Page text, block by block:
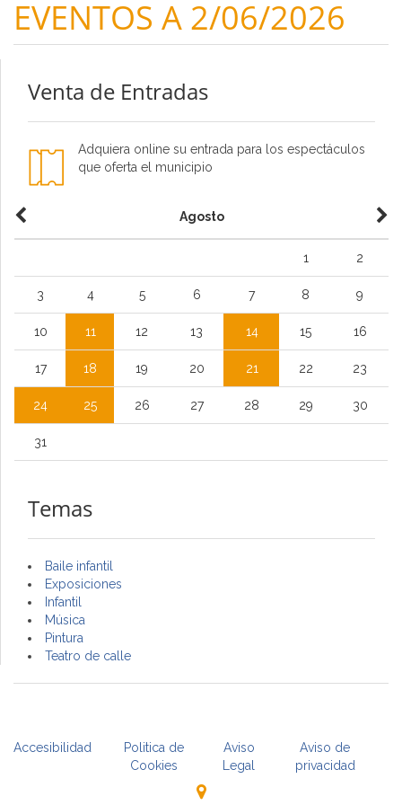
EVENTOS A 2/06/2026
Venta de Entradas
Adquiera online su entrada para los espectáculos
que oferta el municipio
Agosto
1 2
3 4 5 6 7 8 9
10 11 12 13 14 15 16
17 18 19 20 21 22 23
24 25 26 27 28 29 30
31
Temas
Baile infantil
Exposiciones
Infantil
Música
Pintura
Teatro de calle
Accesibilidad
Politica de
Cookies
Aviso
Legal
Aviso de
privacidad